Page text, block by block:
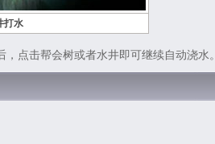
打水
点击帮会树或者水井即可继续自动浇水。